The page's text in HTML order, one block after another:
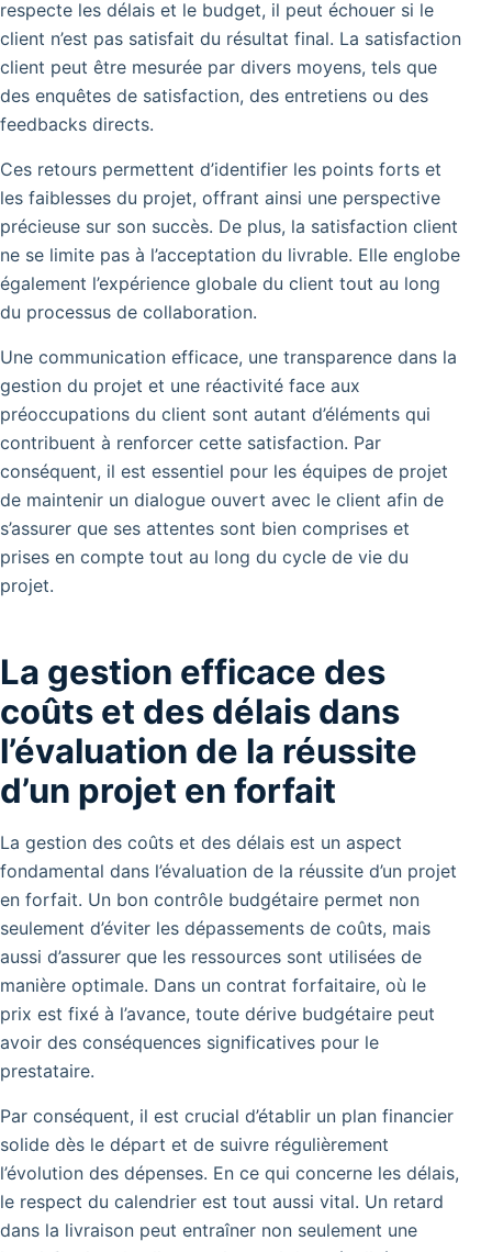
respecte les délais et le budget, il peut échouer si le
client n’est pas satisfait du résultat final. La satisfaction
client peut être mesurée par divers moyens, tels que
des enquêtes de satisfaction, des entretiens ou des
feedbacks directs.
Ces retours permettent d’identifier les points forts et
les faiblesses du projet, offrant ainsi une perspective
précieuse sur son succès. De plus, la satisfaction client
ne se limite pas à l’acceptation du livrable. Elle englobe
également l’expérience globale du client tout au long
du processus de collaboration.
Une communication efficace, une transparence dans la
gestion du projet et une réactivité face aux
préoccupations du client sont autant d’éléments qui
contribuent à renforcer cette satisfaction. Par
conséquent, il est essentiel pour les équipes de projet
de maintenir un dialogue ouvert avec le client afin de
s’assurer que ses attentes sont bien comprises et
prises en compte tout au long du cycle de vie du
projet.
La gestion efficace des
coûts et des délais dans
l’évaluation de la réussite
d’un projet en forfait
La gestion des coûts et des délais est un aspect
fondamental dans l’évaluation de la réussite d’un projet
en forfait. Un bon contrôle budgétaire permet non
seulement d’éviter les dépassements de coûts, mais
aussi d’assurer que les ressources sont utilisées de
manière optimale. Dans un contrat forfaitaire, où le
prix est fixé à l’avance, toute dérive budgétaire peut
avoir des conséquences significatives pour le
prestataire.
Par conséquent, il est crucial d’établir un plan financier
solide dès le départ et de suivre régulièrement
l’évolution des dépenses. En ce qui concerne les délais,
le respect du calendrier est tout aussi vital. Un retard
dans la livraison peut entraîner non seulement une